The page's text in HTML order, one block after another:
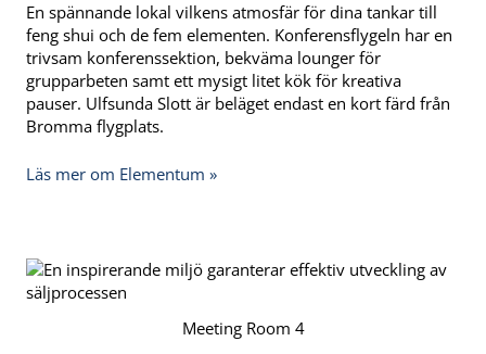
En spännande lokal vilkens atmosfär för dina tankar till
feng shui och de fem elementen. Konferensflygeln har en
trivsam konferenssektion, bekväma lounger för
grupparbeten samt ett mysigt litet kök för kreativa
pauser. Ulfsunda Slott är beläget endast en kort färd från
Bromma flygplats.
Läs mer om Elementum »
Meeting Room 4